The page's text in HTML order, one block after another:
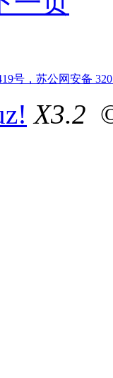
号，苏公网安备
X3.2